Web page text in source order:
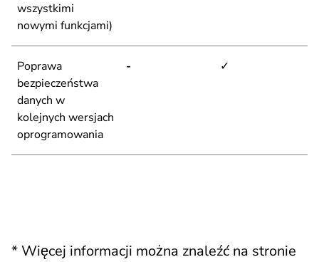
wszystkimi
nowymi funkcjami)
Poprawa
bezpieczeństwa
danych w
kolejnych wersjach
oprogramowania
- ✓
* Więcej informacji można znaleźć na stronie